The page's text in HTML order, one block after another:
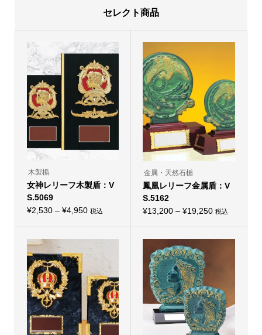
セレクト商品
木製楯
女神レリーフ木製盾：V
S.5069
¥2,530 – ¥4,950価
¥4,950
税込
の
品
に
は
複
数
の
バ
リ
エ
ー
シ
ョ
金属・天然石楯
鳳凰レリーフ金属盾：V
S.5162
¥13,200 – ¥19,250価税込
の
は
複
数
の